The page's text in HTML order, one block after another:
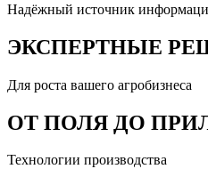
Надёжный источник
ЭКСПЕРТНЫЕ
Для роста вашего агробизнеса
ОТ ПОЛЯ ДО
Технологии производства